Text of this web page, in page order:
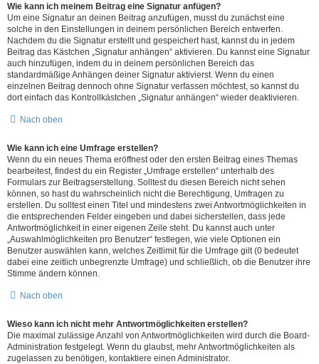
Wie kann ich meinem Beitrag eine Signatur anfügen?
Um eine Signatur an deinen Beitrag anzufügen, musst du zunächst eine
solche in den Einstellungen in deinem persönlichen Bereich entwerfen.
Nachdem du die Signatur erstellt und gespeichert hast, kannst du in jedem
Beitrag das Kästchen „Signatur anhängen“ aktivieren. Du kannst eine Signatur
auch hinzufügen, indem du in deinem persönlichen Bereich das
standardmäßige Anhängen deiner Signatur aktivierst. Wenn du einen
einzelnen Beitrag dennoch ohne Signatur verfassen möchtest, so kannst du
dort einfach das Kontrollkästchen „Signatur anhängen“ wieder deaktivieren.
Nach oben
Wie kann ich eine Umfrage erstellen?
Wenn du ein neues Thema eröffnest oder den ersten Beitrag eines Themas
bearbeitest, findest du ein Register „Umfrage erstellen“ unterhalb des
Formulars zur Beitragserstellung. Solltest du diesen Bereich nicht sehen
können, so hast du wahrscheinlich nicht die Berechtigung, Umfragen zu
erstellen. Du solltest einen Titel und mindestens zwei Antwortmöglichkeiten in
die entsprechenden Felder eingeben und dabei sicherstellen, dass jede
Antwortmöglichkeit in einer eigenen Zeile steht. Du kannst auch unter
„Auswahlmöglichkeiten pro Benutzer“ festlegen, wie viele Optionen ein
Benutzer auswählen kann, welches Zeitlimit für die Umfrage gilt (0 bedeutet
dabei eine zeitlich unbegrenzte Umfrage) und schließlich, ob die Benutzer ihre
Stimme ändern können.
Nach oben
Wieso kann ich nicht mehr Antwortmöglichkeiten erstellen?
Die maximal zulässige Anzahl von Antwortmöglichkeiten wird durch die Board-
Administration festgelegt. Wenn du glaubst, mehr Antwortmöglichkeiten als
zugelassen zu benötigen, kontaktiere einen Administrator.